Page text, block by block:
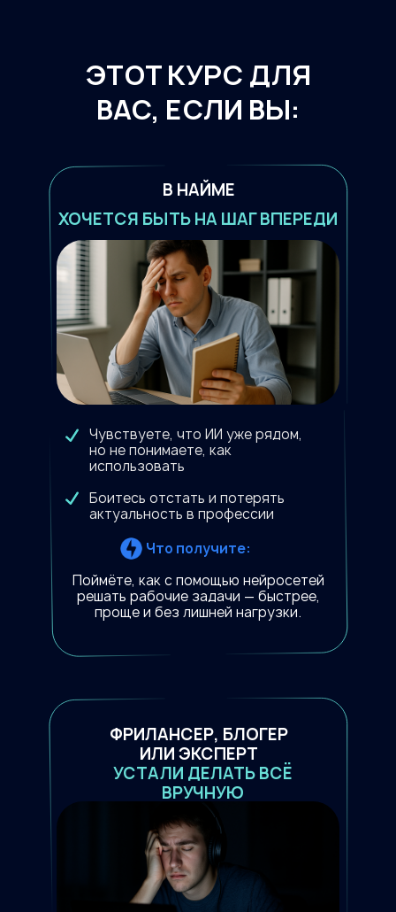
ЭТОТ КУРС ДЛЯ
ВАС, ЕСЛИ ВЫ:
Чувствуете, что ИИ уже рядом,
но не понимаете, как
использовать
Боитесь отстать и потерять
актуальность в профессии
ХОЧЕТСЯ БЫТЬ НА ШАГ ВПЕРЕДИ
В НАЙМЕ
Что получите:
Поймёте, как с помощью нейросетей
решать рабочие задачи — быстрее,
проще и без лишней нагрузки.
УСТАЛИ ДЕЛАТЬ ВСЁ
ВРУЧНУЮ
ФРИЛАНСЕР, БЛОГЕР
ИЛИ ЭКСПЕРТ